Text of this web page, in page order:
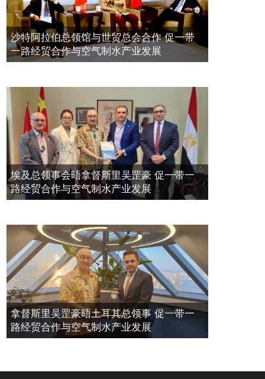
拿督斯里吴罡豪晤土耳其总领事 促一
带一路经贸合作与空气制水产业发展
2023年11月23日
2021年12月10日
空氣制水發明人吳達鎔出席聯合國環
境科政商管治聯盟會議
沙特阿拉伯总领馆与世贸总会合作 促一带
一路经贸合作与空气制水产业发展
埃及总领事会晤拿督斯里吴罡豪 促一带一
路经贸合作与空气制水产业发展
拿督斯里吴罡豪晤土耳其总领事 促一带一
路经贸合作与空气制水产业发展